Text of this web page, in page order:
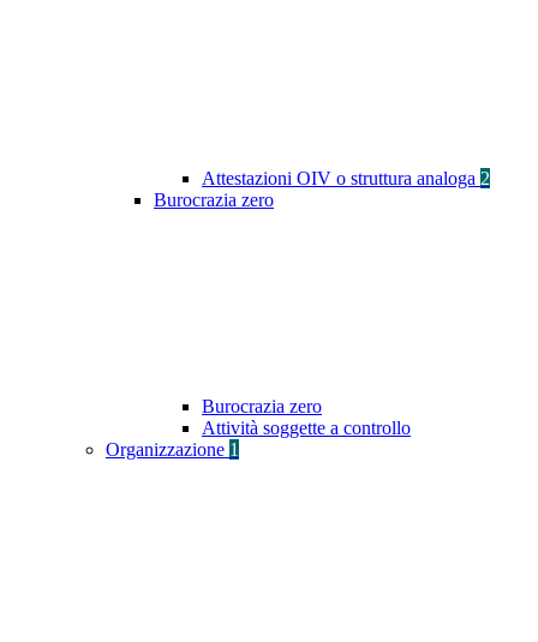
Attestazioni OIV o struttura analoga 2
Burocrazia zero
Burocrazia zero
Attività soggette a controllo
Organizzazione 1